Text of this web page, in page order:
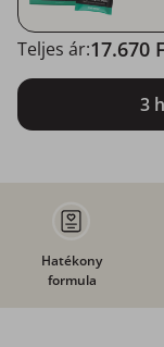
3
Teljes ár:17.670
Hatékony
formula